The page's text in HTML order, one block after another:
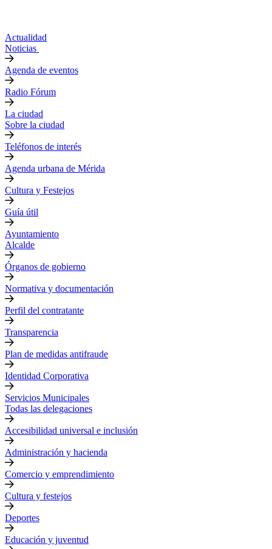
Actualidad
Noticias
Agenda de eventos
Radio Fórum
La ciudad
Sobre la ciudad
Teléfonos de interés
Agenda urbana de Mérida
Cultura y Festejos
Guía útil
Ayuntamiento
Alcalde
Órganos de gobierno
Normativa y documentación
Perfil del contratante
Transparencia
Plan de medidas antifraude
Identidad Corporativa
Servicios Municipales
Todas las delegaciones
Accesibilidad universal e inclusión
Administración y hacienda
Comercio y emprendimiento
Cultura y festejos
Deportes
Educación y juventud